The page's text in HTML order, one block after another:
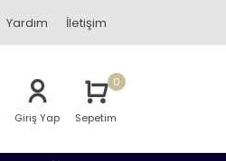
Yardım İletişim
Giriş Yap Sepetim
0